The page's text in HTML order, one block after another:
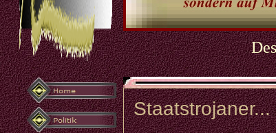
Staatstrojaner...